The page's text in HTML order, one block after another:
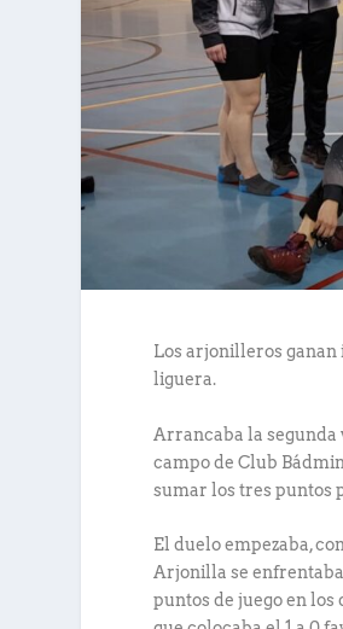
Los arjonilleros ganan
liguera.
Arrancaba la
campo de Club
sumar los tres puntos
El duelo empezaba,
Arjonilla se
puntos de juego en los